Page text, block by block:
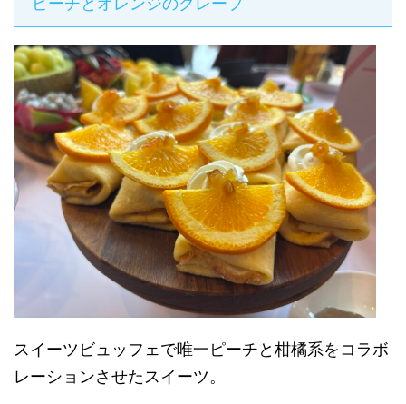
スイーツビュッフェで唯一ピーチと柑橘系をコラボ
レーションさせたスイーツ。